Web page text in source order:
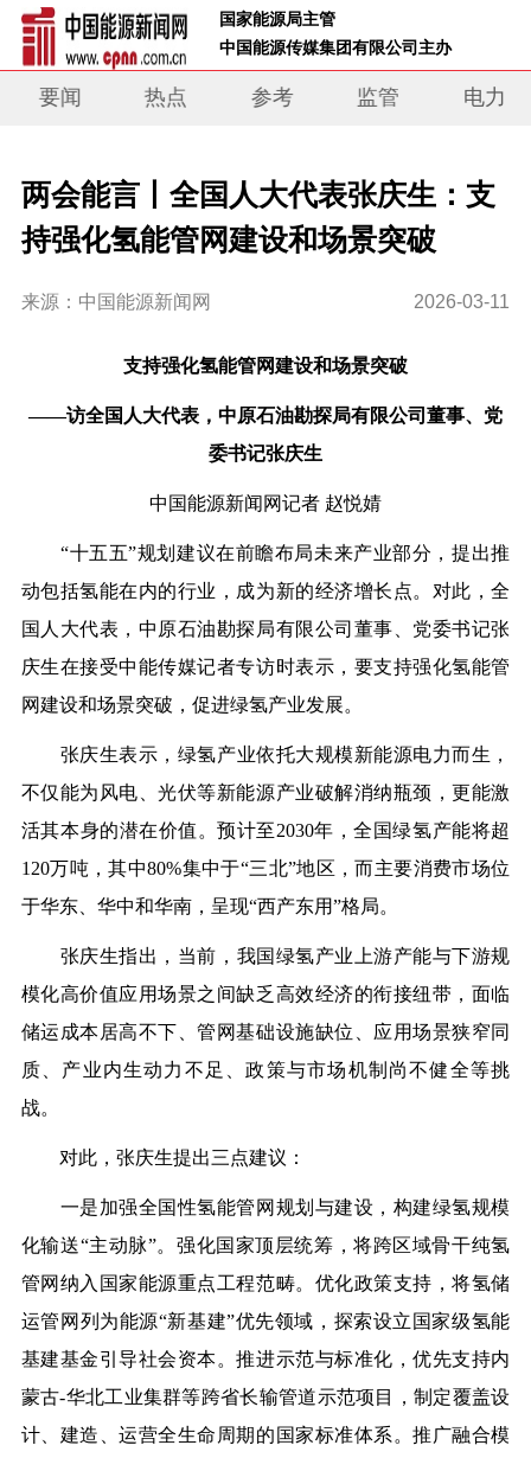
国家能源局主管
中国能源传媒集团有限公司主办
要闻 热点 参考 监管 电力
两会能言丨全国人大代表张庆生：支
持强化氢能管网建设和场景突破
来源：中国能源新闻网 2026-03-11
支持强化氢能管网建设和场景突破
——访全国人大代表，中原石油勘探局有限公司董事、党
委书记张庆生
中国能源新闻网记者 赵悦婧
“十五五”规划建议在前瞻布局未来产业部分，提出推
动包括氢能在内的行业，成为新的经济增长点。 对此，全
国人大代表，中原石油勘探局有限公司董事、党委书记张
庆生在接受中能传媒记者专访时表示，要支持强化氢能管
网建设和场景突破，促进绿氢产业发展。
张庆生表示， 绿氢产业依托大规模新能源电力而生，
不仅能为风电、光伏等新能源产业破解消纳瓶颈，更能激
活其本身的潜在价值。预计至2030年，全国绿氢产能将超
120万吨，其中80%集中于“三北”地区，而主要消费市场位
于华东、华中和华南，呈现“西产东用”格局。
张庆生指出， 当前，我国绿氢产业上游产能与下游规
模化高价值应用场景之间缺乏高效经济的衔接纽带，面临
储运成本居高不下、管网基础设施缺位、应用场景狭窄同
质、产业内生动力不足、政策与市场机制尚不健全等挑
战。
对此，张庆生提出三点建议：
一是加强全国性氢能管网规划与建设，构建绿氢规模
化输送“主动脉”。强化国家顶层统筹，将跨区域骨干纯氢
管网纳入国家能源重点工程范畴。优化政策支持，将氢储
运管网列为能源“新基建”优先领域，探索设立国家级氢能
基建基金引导社会资本。推进示范与标准化，优先支持内
蒙古-华北工业集群等跨省长输管道示范项目，制定覆盖设
计、建造、运营全生命周期的国家标准体系。推广融合模